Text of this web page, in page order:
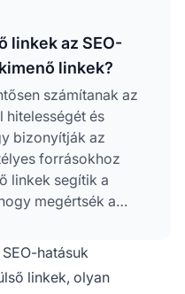
linkek az SEO-
linkek?
számítanak az
hitelességét és
bizonyítják az
forrásokhoz
linkek segítik a
megértsék a
kiegészítő
és stratégiai
összefüggést
hatásuk
linkek, olyan